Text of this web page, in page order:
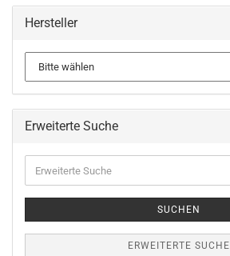
Hersteller
Erweiterte Suche
Suche
SUCHEN
ERWEITERTE SUCHE